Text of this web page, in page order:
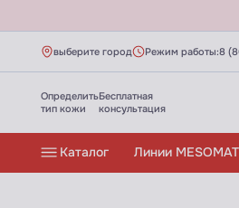
выберите город Режим работы:8
Определить
тип кожи
Бесплатная
консультация
Каталог Линии